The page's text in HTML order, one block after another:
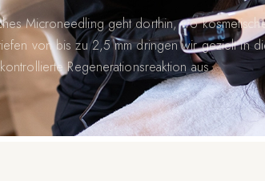
Microneedling geht dorthin, wo
von bis zu 2,5 mm dringen wir gezielt in
Regenerationsreaktion aus.